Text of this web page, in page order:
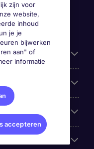
zijn voor
website,
inhoud
je je
bijwerken
aan" of
informatie
accepteren